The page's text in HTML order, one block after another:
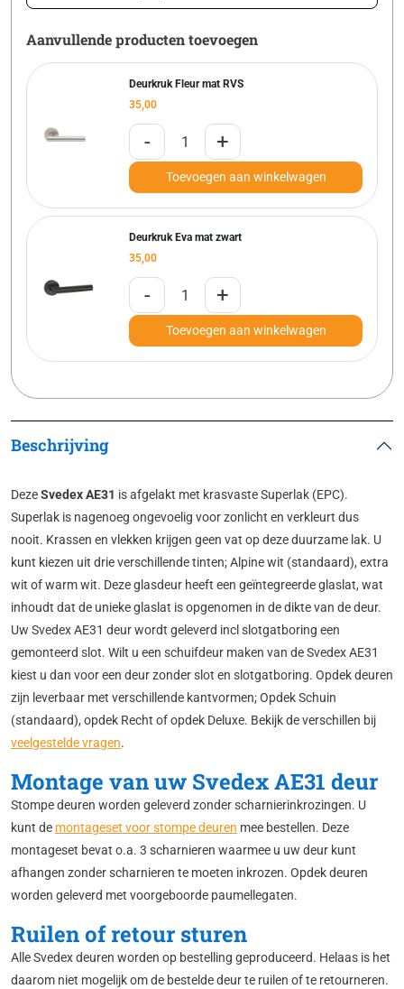
Aanvullende producten toevoegen
Deurkruk Fleur mat RVS
35,00
- +
Toevoegen aan winkelwagen
Deurkruk Eva mat zwart
35,00
- +
Toevoegen aan winkelwagen
Beschrijving
DezeSvedex AE31 is afgelakt met krasvaste Superlak (EPC).
Superlak is nagenoeg ongevoelig voor zonlicht en verkleurt dus
nooit. Krassen en vlekken krijgen geen vat op deze duurzame lak. U
kunt kiezen uit drie verschillende tinten; Alpine wit (standaard), extra
wit of warm wit. Deze glasdeur heeft een geïntegreerde glaslat, wat
inhoudt dat de unieke glaslat is opgenomen in de dikte van de deur.
Uw Svedex AE31 deur wordt geleverd incl slotgatboring een
gemonteerd slot. Wilt u een schuifdeur maken van de Svedex AE31
kiest u dan voor een deur zonder slot en slotgatboring. Opdek deuren
zijn leverbaar met verschillende kantvormen; Opdek Schuin
(standaard), opdek Recht of opdek Deluxe. Bekijk de verschillen bij
veelgestelde vragen.
Montage van uw Svedex AE31 deur
Stompe deuren worden geleverd zonder scharnierinkrozingen. U
kunt de montageset voor stompe deuren mee bestellen. Deze
montageset bevat o.a. 3 scharnieren waarmee u uw deur kunt
afhangen zonder scharnieren te moeten inkrozen. Opdek deuren
worden geleverd met voorgeboorde paumellegaten.
Ruilen of retour sturen
Alle Svedex deuren worden op bestelling geproduceerd. Helaas is het
daarom niet mogelijk om de bestelde deur te ruilen of te retourneren.